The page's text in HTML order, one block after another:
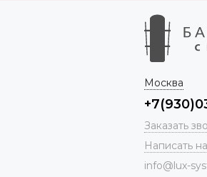
Москва
Заказать
Написать
info@lux-